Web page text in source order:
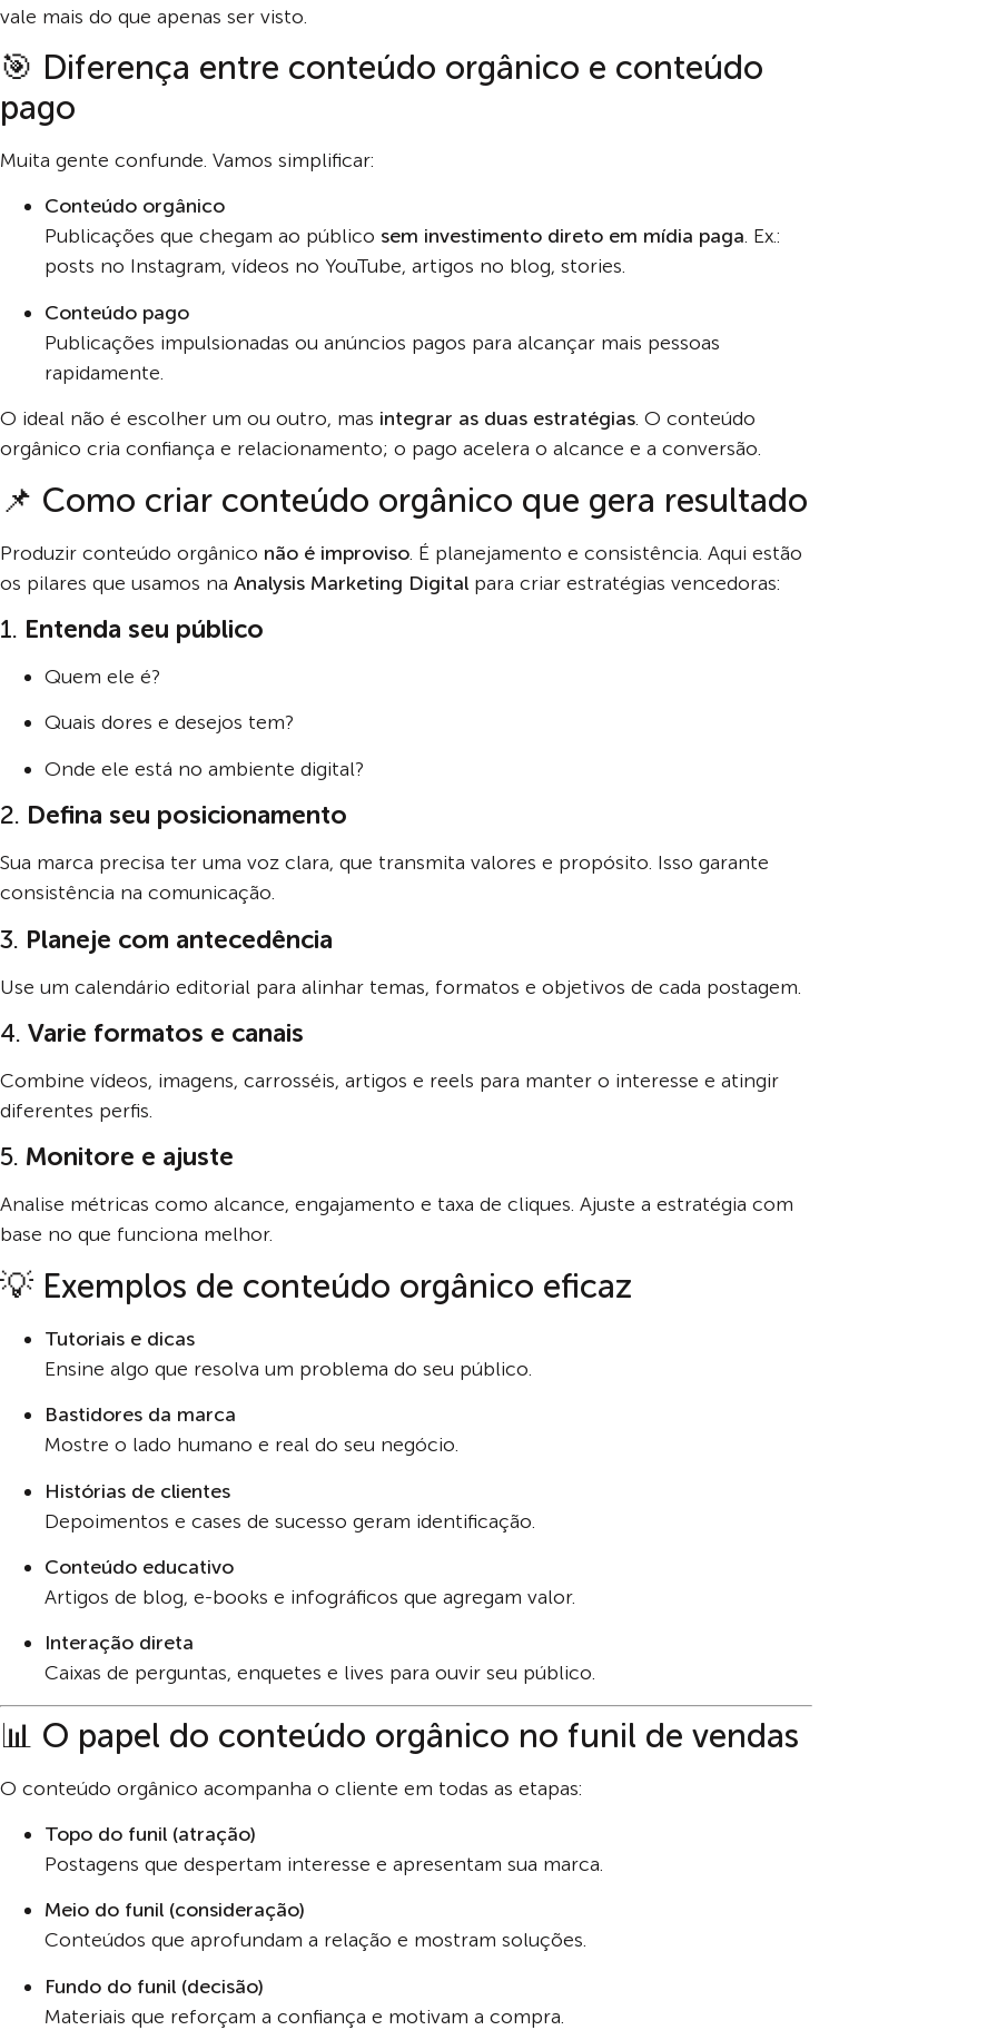
vale mais do que apenas ser visto.
🎯 Diferença entre conteúdo orgânico e conteúdo
pago
Muita gente confunde. Vamos simplificar:
Conteúdo orgânico
Publicações que chegam ao público sem investimento direto em mídia paga. Ex.:
posts no Instagram, vídeos no YouTube, artigos no blog, stories.
Conteúdo pago
Publicações impulsionadas ou anúncios pagos para alcançar mais pessoas
rapidamente.
O ideal não é escolher um ou outro, mas integrar as duas estratégias. O conteúdo
orgânico cria confiança e relacionamento; o pago acelera o alcance e a conversão.
📌 Como criar conteúdo orgânico que gera resultado
Produzir conteúdo orgânico não é improviso. É planejamento e consistência. Aqui estão
os pilares que usamos na Analysis Marketing Digital para criar estratégias vencedoras:
1. Entenda seu público
Quem ele é?
Quais dores e desejos tem?
Onde ele está no ambiente digital?
2. Defina seu posicionamento
Sua marca precisa ter uma voz clara, que transmita valores e propósito. Isso garante
consistência na comunicação.
3. Planeje com antecedência
Use um calendário editorial para alinhar temas, formatos e objetivos de cada postagem.
4. Varie formatos e canais
Combine vídeos, imagens, carrosséis, artigos e reels para manter o interesse e atingir
diferentes perfis.
5. Monitore e ajuste
Analise métricas como alcance, engajamento e taxa de cliques. Ajuste a estratégia com
base no que funciona melhor.
💡 Exemplos de conteúdo orgânico eficaz
Tutoriais e dicas
Ensine algo que resolva um problema do seu público.
Bastidores da marca
Mostre o lado humano e real do seu negócio.
Histórias de clientes
Depoimentos e cases de sucesso geram identificação.
Conteúdo educativo
Artigos de blog, e-books e infográficos que agregam valor.
Interação direta
Caixas de perguntas, enquetes e lives para ouvir seu público.
📊 O papel do conteúdo orgânico no funil de vendas
O conteúdo orgânico acompanha o cliente em todas as etapas:
Topo do funil (atração)
Postagens que despertam interesse e apresentam sua marca.
Meio do funil (consideração)
Conteúdos que aprofundam a relação e mostram soluções.
Fundo do funil (decisão)
Materiais que reforçam a confiança e motivam a compra.